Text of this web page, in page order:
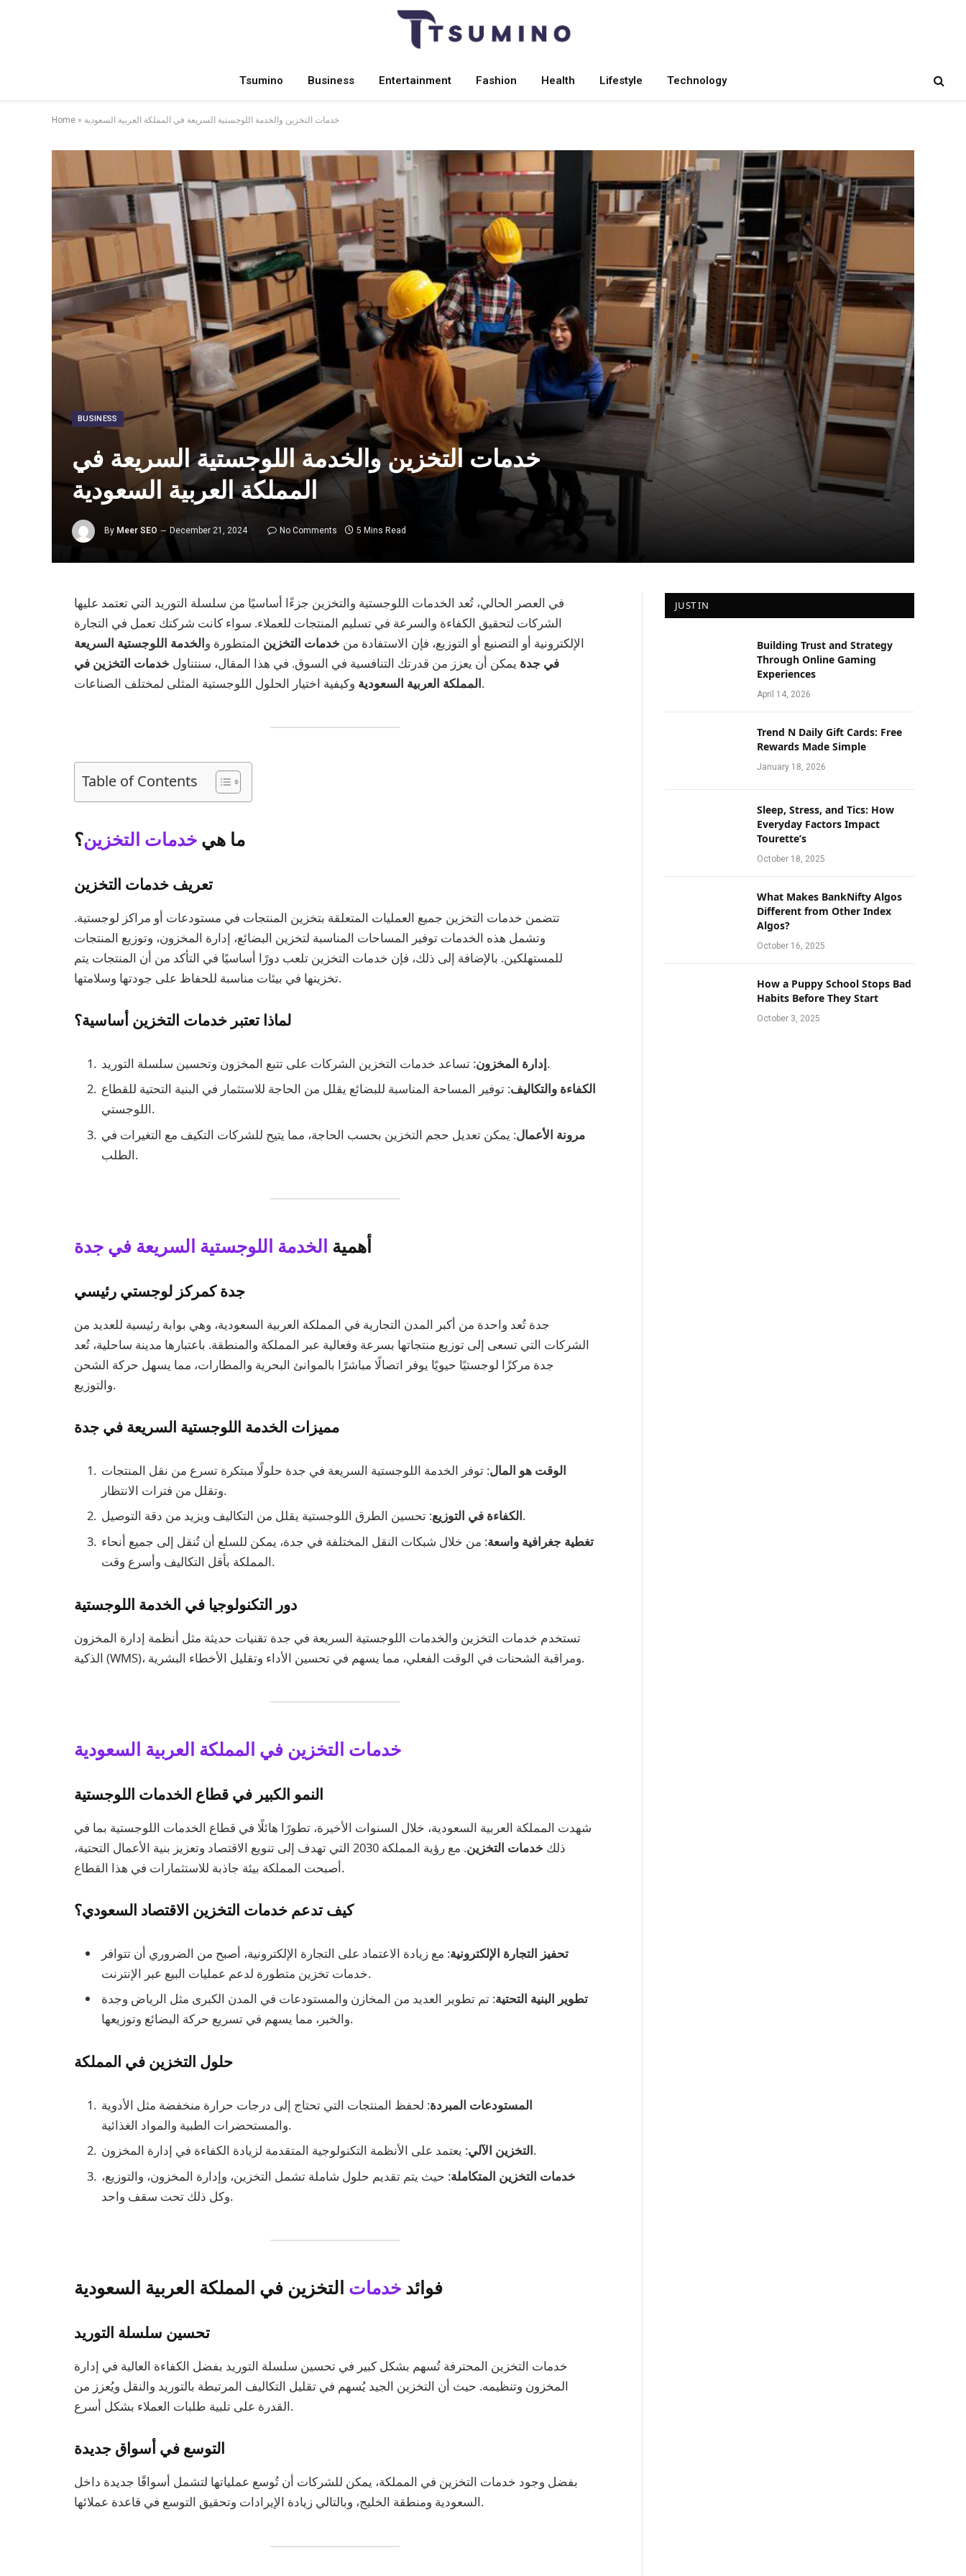
Tsumino Business Entertainment Fashion Health Lifestyle Technology
Home » خدمات التخزين والخدمة اللوجستية السريعة في المملكة العربية السعودية
BUSINESS
خدمات التخزين والخدمة اللوجستية السريعة في
المملكة العربية السعودية
By Meer SEO December 21, 2024 No Comments 5 Mins Read
في العصر الحالي، تُعد الخدمات اللوجستية والتخزين جزءًا أساسيًا من سلسلة التوريد التي تعتمد عليها
الشركات لتحقيق الكفاءة والسرعة في تسليم المنتجات للعملاء. سواء كانت شركتك تعمل في التجارة
الإلكترونية أو التصنيع أو التوزيع، فإن الاستفادة من خدمات التخزين المتطورة والخدمة اللوجستية السريعة
في جدة يمكن أن يعزز من قدرتك التنافسية في السوق. في هذا المقال، سنتناول خدمات التخزين في
المملكة العربية السعوديةوكيفية اختيار الحلول اللوجستية المثلى لمختلف الصناعات.
Table of Contents
ما هي خدمات التخزين؟
تعريف خدمات التخزين
تتضمن خدمات التخزين جميع العمليات المتعلقة بتخزين المنتجات في مستودعات أو مراكز لوجستية.
وتشمل هذه الخدمات توفير المساحات المناسبة لتخزين البضائع، إدارة المخزون، وتوزيع المنتجات
للمستهلكين. بالإضافة إلى ذلك، فإن خدمات التخزين تلعب دورًا أساسيًا في التأكد من أن المنتجات يتم
تخزينها في بيئات مناسبة للحفاظ على جودتها وسلامتها.
لماذا تعتبر خدمات التخزين أساسية؟
إدارة المخزون: تساعد خدمات التخزين الشركات على تتبع المخزون وتحسين سلسلة التوريد.
الكفاءة والتكاليف: توفير المساحة المناسبة للبضائع يقلل من الحاجة للاستثمار في البنية التحتية للقطاع
اللوجستي.
مرونة الأعمال: يمكن تعديل حجم التخزين بحسب الحاجة، مما يتيح للشركات التكيف مع التغيرات في
الطلب.
أهمية الخدمة اللوجستية السريعة في جدة
جدة كمركز لوجستي رئيسي
جدة تُعد واحدة من أكبر المدن التجارية في المملكة العربية السعودية، وهي بوابة رئيسية للعديد من
الشركات التي تسعى إلى توزيع منتجاتها بسرعة وفعالية عبر المملكة والمنطقة. باعتبارها مدينة ساحلية، تُعد
جدة مركزًا لوجستيًا حيويًا يوفر اتصالًا مباشرًا بالموانئ البحرية والمطارات، مما يسهل حركة الشحن
والتوزيع.
مميزات الخدمة اللوجستية السريعة في جدة
الوقت هو المال: توفر الخدمة اللوجستية السريعة في جدة حلولًا مبتكرة تسرع من نقل المنتجات
وتقلل من فترات الانتظار.
الكفاءة في التوزيع: تحسين الطرق اللوجستية يقلل من التكاليف ويزيد من دقة التوصيل.
تغطية جغرافية واسعة: من خلال شبكات النقل المختلفة في جدة، يمكن للسلع أن تُنقل إلى جميع أنحاء
المملكة بأقل التكاليف وأسرع وقت.
دور التكنولوجيا في الخدمة اللوجستية
تستخدم خدمات التخزين والخدمات اللوجستية السريعة في جدة تقنيات حديثة مثل أنظمة إدارة المخزون
الذكية (WMS)، ومراقبة الشحنات في الوقت الفعلي، مما يسهم في تحسين الأداء وتقليل الأخطاء البشرية.
خدمات التخزين في المملكة العربية السعودية
النمو الكبير في قطاع الخدمات اللوجستية
شهدت المملكة العربية السعودية، خلال السنوات الأخيرة، تطورًا هائلًا في قطاع الخدمات اللوجستية بما في
ذلك خدمات التخزين
. مع رؤية المملكة 2030 التي تهدف إلى تنويع الاقتصاد وتعزيز بنية الأعمال التحتية،
أصبحت المملكة بيئة جاذبة للاستثمارات في هذا القطاع.
كيف تدعم خدمات التخزين الاقتصاد السعودي؟
تحفيز التجارة الإلكترونية: مع زيادة الاعتماد على التجارة الإلكترونية، أصبح من الضروري أن تتوافر
خدمات تخزين متطورة لدعم عمليات البيع عبر الإنترنت.
تطوير البنية التحتية: تم تطوير العديد من المخازن والمستودعات في المدن الكبرى مثل الرياض وجدة
والخبر، مما يسهم في تسريع حركة البضائع وتوزيعها.
حلول التخزين في المملكة
المستودعات المبردة: لحفظ المنتجات التي تحتاج إلى درجات حرارة منخفضة مثل الأدوية
والمستحضرات الطبية والمواد الغذائية.
التخزين الآلي: يعتمد على الأنظمة التكنولوجية المتقدمة لزيادة الكفاءة في إدارة المخزون.
خدمات التخزين المتكاملة: حيث يتم تقديم حلول شاملة تشمل التخزين، وإدارة المخزون، والتوزيع،
وكل ذلك تحت سقف واحد.
فوائد خدمات التخزين في المملكة العربية السعودية
تحسين سلسلة التوريد
خدمات التخزين المحترفة تُسهم بشكل كبير في تحسين سلسلة التوريد بفضل الكفاءة العالية في إدارة
المخزون وتنظيمه. حيث أن التخزين الجيد يُسهم في تقليل التكاليف المرتبطة بالتوريد والنقل ويُعزز من
القدرة على تلبية طلبات العملاء بشكل أسرع.
التوسع في أسواق جديدة
بفضل وجود خدمات التخزين في المملكة، يمكن للشركات أن تُوسع عملياتها لتشمل أسواقًا جديدة داخل
السعودية ومنطقة الخليج، وبالتالي زيادة الإيرادات وتحقيق التوسع في قاعدة عملائها.
JUST IN
Building Trust and Strategy
Through Online Gaming
Experiences
April 14, 2026
Trend N Daily Gift Cards: Free
Rewards Made Simple
January 18, 2026
Sleep, Stress, and Tics: How
Everyday Factors Impact
Tourette’s
October 18, 2025
What Makes BankNifty Algos
Different from Other Index
Algos?
October 16, 2025
How a Puppy School Stops Bad
Habits Before They Start
October 3, 2025